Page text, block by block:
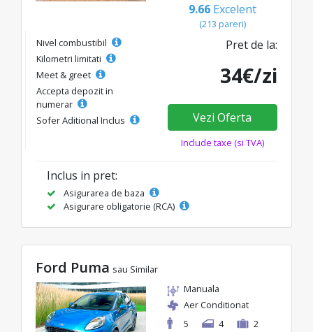
9.66 Excelent
(213 pareri)
Nivel combustibil
Kilometri limitati
Meet & greet
Accepta depozit in
numerar
Sofer Aditional Inclus
Pret de la:
34€/zi
Vezi Oferta
Include taxe (si TVA)
Inclus in pret:
Asigurarea de baza
Asigurare obligatorie (RCA)
Ford Puma sau Similar
Manuala
Aer Conditionat
5
4 2